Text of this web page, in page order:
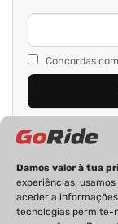
Damos valor à tua
experiências,
aceder a
tecnologias permite-
Concordas